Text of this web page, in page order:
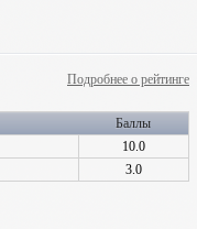
Подробнее о рейтинге
Баллы
10.0
3.0